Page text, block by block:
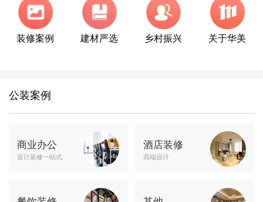
装修案例 建材严选 乡村振兴 关于华美
公装案例
商业办公
设计装修一站式
酒店装修
高端设计